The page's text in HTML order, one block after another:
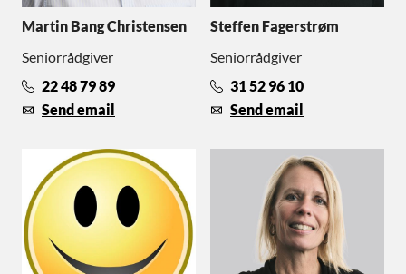
Martin Bang Christensen
Seniorrådgiver
22 48 79 89
Send email
Steffen Fagerstrøm
Seniorrådgiver
31 52 96 10
Send email